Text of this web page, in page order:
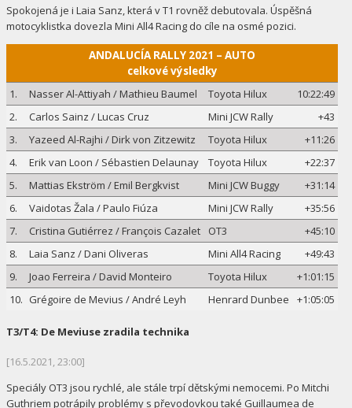
Spokojená je i Laia Sanz, která v T1 rovněž debutovala. Úspěšná
motocyklistka dovezla Mini All4 Racing do cíle na osmé pozici.
ANDALUCÍA RALLY 2021 – AUTO
celkové výsledky
1.
Nasser Al-Attiyah / Mathieu Baumel Toyota Hilux
10:22:49
2.
Carlos Sainz / Lucas Cruz Mini JCW Rally
+43
3.
Yazeed Al-Rajhi / Dirk von Zitzewitz Toyota Hilux
+11:26
4.
Erik van Loon / Sébastien Delaunay Toyota Hilux
+22:37
5.
Mattias Ekström / Emil Bergkvist Mini JCW Buggy
+31:14
6.
Vaidotas Žala / Paulo Fiúza Mini JCW Rally
+35:56
7.
Cristina Gutiérrez / François Cazalet OT3
+45:10
8.
Laia Sanz / Dani Oliveras Mini All4 Racing
+49:43
9.
Joao Ferreira / David Monteiro Toyota Hilux
+1:01:15
10. Grégoire de Mevius / André Leyh Henrard Dunbee +1:05:05
T3/T4: De Meviuse zradila technika
[16.5.2021, 23:00]
Speciály OT3 jsou rychlé, ale stále trpí dětskými nemocemi. Po Mitchi
Guthriem potrápily problémy s převodovkou také Guillaumea de